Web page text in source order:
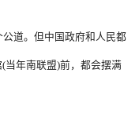
道。但中国政府和人民都
当年南联盟)前，都会摆满